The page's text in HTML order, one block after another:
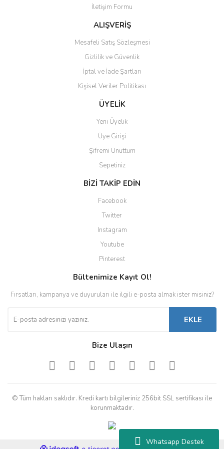
Whatsapp Destek
Ürün fiyatı diğer sitelerden daha pahalı.
Bu ürüne benzer farklı alternatifler olmalı.
Gönder
İletişim Formu
ALIŞVERİŞ
Mesafeli Satış Sözleşmesi
Gizlilik ve Güvenlik
İptal ve İade Şartları
Kişisel Veriler Politikası
ÜYELİK
Yeni Üyelik
Üye Girişi
Şifremi Unuttum
Sepetiniz
BİZİ TAKİP EDİN
Facebook
Twitter
Instagram
Youtube
Pinterest
Bültenimize Kayıt Ol!
Fırsatları, kampanya ve duyuruları ile ilgili e-posta almak ister misiniz?
EKLE
Bize Ulaşın
© Tüm hakları saklıdır. Kredi kartı bilgileriniz 256bit SSL sertifikası ile
korunmaktadır.